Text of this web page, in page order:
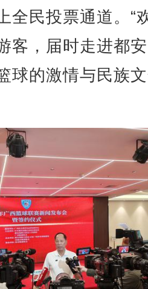
全民投票通道。“
客，届时走进都
球的激情与民族